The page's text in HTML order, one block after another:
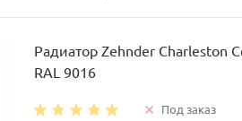
Радиатор Zehnder Charleston
RAL 9016
Под заказ